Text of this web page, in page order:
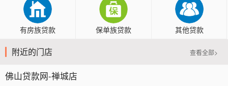
有房族贷款 保单族贷款 其他贷款
附近的门店 查看全部>
佛山贷款网-禅城店